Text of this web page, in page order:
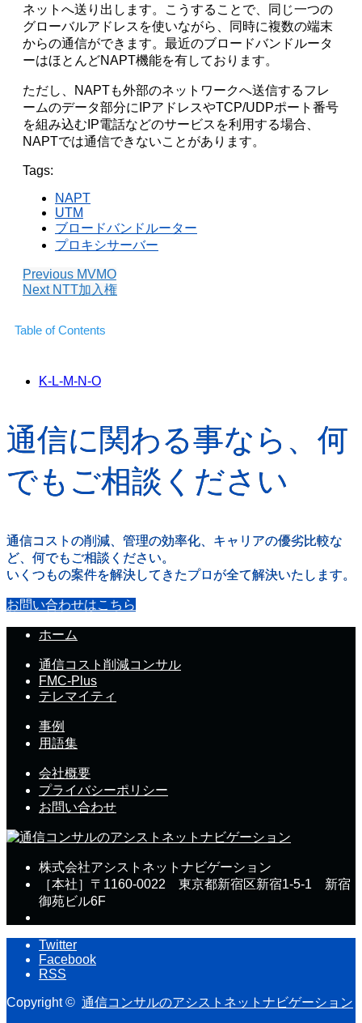
ネットへ送り出します。こうすることで、同じ一つの
グローバルアドレスを使いながら、同時に複数の端末
からの通信ができます。最近のブロードバンドルータ
ーはほとんどNAPT機能を有しております。
ただし、NAPTも外部のネットワークへ送信するフレ
ームのデータ部分にIPアドレスやTCP/UDPポート番号
を組み込むIP電話などのサービスを利用する場合、
NAPTでは通信できないことがあります。
Tags:
NAPT
UTM
ブロードバンドルーター
プロキシサーバー
Previous MVMO
Next NTT加入権
Table of Contents
K-L-M-N-O
通信に関わる事なら、何
でもご相談ください
通信コストの削減、管理の効率化、キャリアの優劣比較な
ど、何でもご相談ください。
いくつもの案件を解決してきたプロが全て解決いたします。
お問い合わせはこちら
ホーム
通信コスト削減コンサル
FMC-Plus
テレマイティ
事例
用語集
会社概要
プライバシーポリシー
お問い合わせ
株式会社アシストネットナビゲーション
［本社］〒1160-0022 東京都新宿区新宿1-5-1 新宿
御苑ビル6F
Twitter
Facebook
RSS
Copyright © 通信コンサルのアシストネットナビゲーション